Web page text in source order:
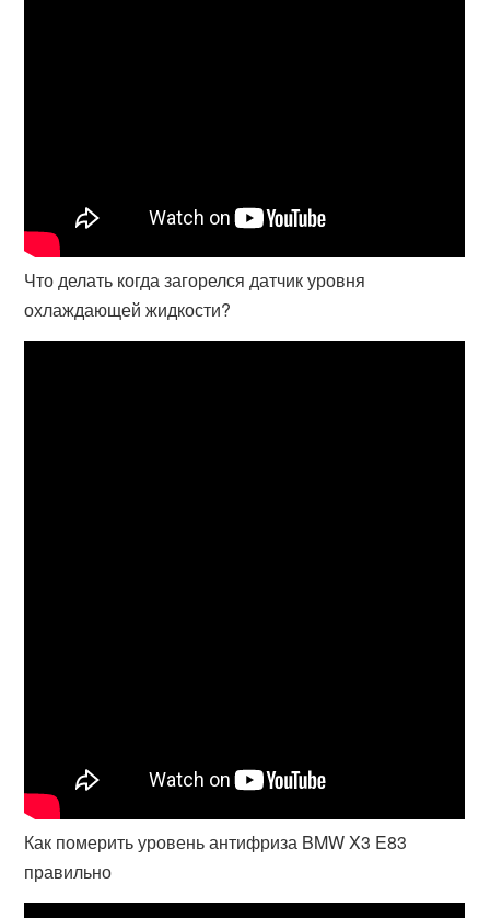
Что делать когда загорелся датчик уровня
охлаждающей жидкости?
Как померить уровень антифриза BMW X3 E83
правильно